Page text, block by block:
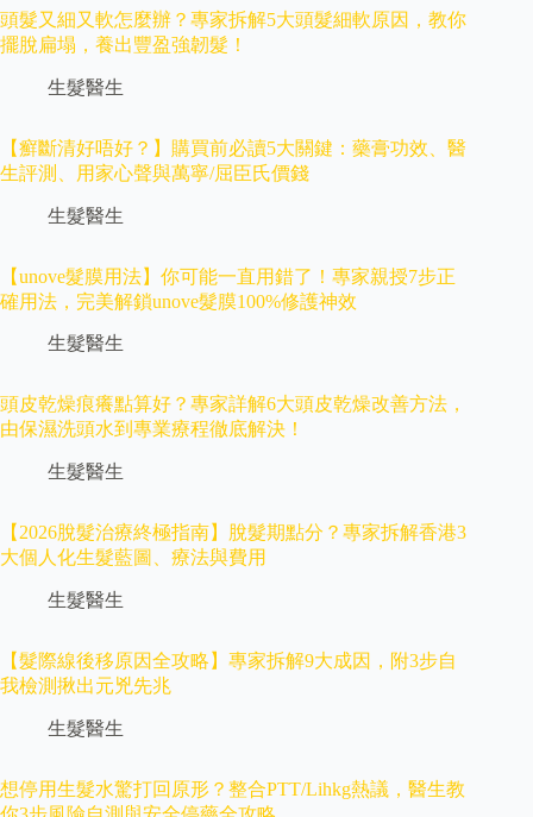
頭髮又細又軟怎麼辦？專家拆解5大頭髮細軟原因，教你
擺脫扁塌，養出豐盈強韌髮！
生髮醫生
【癬斷清好唔好？】購買前必讀5大關鍵：藥膏功效、醫
生評測、用家心聲與萬寧/屈臣氏價錢
生髮醫生
【unove髮膜用法】你可能一直用錯了！專家親授7步正
確用法，完美解鎖unove髮膜100%修護神效
生髮醫生
頭皮乾燥痕癢點算好？專家詳解6大頭皮乾燥改善方法，
由保濕洗頭水到專業療程徹底解決！
生髮醫生
【2026脫髮治療終極指南】脫髮期點分？專家拆解香港3
大個人化生髮藍圖、療法與費用
生髮醫生
【髮際線後移原因全攻略】專家拆解9大成因，附3步自
我檢測揪出元兇先兆
生髮醫生
想停用生髮水驚打回原形？整合PTT/Lihkg熱議，醫生教